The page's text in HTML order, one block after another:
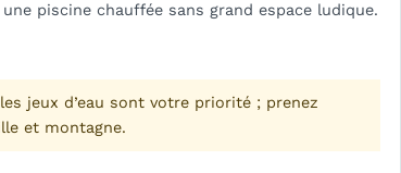
piscine chauffée sans grand espace ludique.
jeux d’eau sont votre priorité ; prenez
et montagne.